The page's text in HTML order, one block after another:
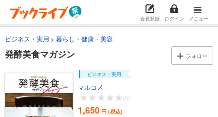
会員登録 ログイン メニュー
ビジネス・実用 暮らし・健康・美容
発酵美食マガジン フォロー
ビジネス・実用
マルコメ
-
(0)
1,650 円 (税込)